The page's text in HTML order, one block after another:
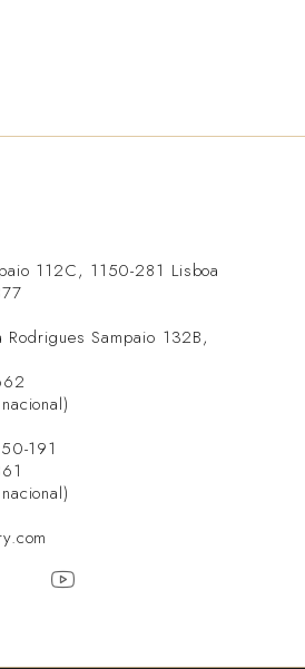
112C, 1150-281 Lisboa
Sampaio 132B,
191